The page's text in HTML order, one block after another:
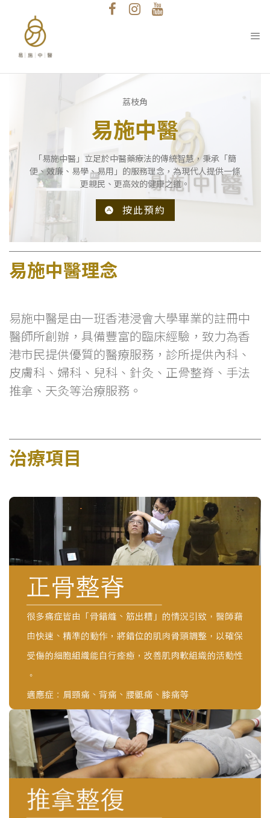
荔枝角
易施中醫
「易施中醫」立足於中醫藥療法的傳統智慧，秉承「簡
便、效廉、易學、易用」的服務理念，為現代人提供一條
更親民、更高效的健康之道。
按此預約
易施中醫理念
易施中醫是由一班香港浸會大學畢業的註冊中
醫師所創辦，具備豐富的臨床經驗，致力為香
港市民提供優質的醫療服務，診所提供內科、
皮膚科、婦科、兒科、針灸、正骨整脊、手法
推拿、天灸等治療服務。
治療項目